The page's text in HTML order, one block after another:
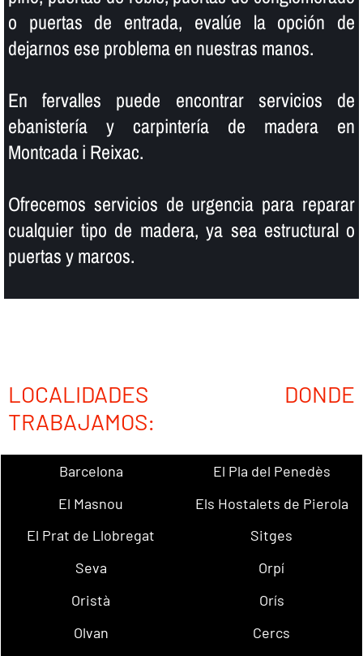
o puertas de entrada, evalúe la opción de
dejarnos ese problema en nuestras manos.
En fervalles puede encontrar servicios de
ebanisterí­a y carpinterí­a de madera en
Montcada i Reixac.
Ofrecemos servicios de urgencia para reparar
cualquier tipo de madera, ya sea estructural o
puertas y marcos.
LOCALIDADES DONDE
TRABAJAMOS:
Barcelona
El Pla del Penedès
El Masnou
Els Hostalets de Pierola
El Prat de Llobregat
Sitges
Seva
Orpí
Oristà
Orís
Olvan
Cercs